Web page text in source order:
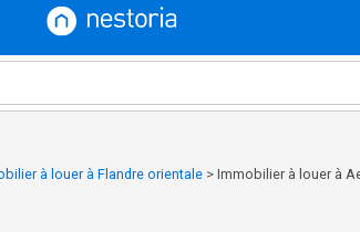
à louer à Flandre orientale > Immobilier à louer à